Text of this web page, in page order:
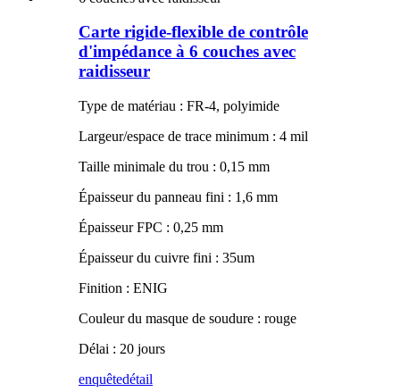
Carte rigide-flexible de contrôle
d'impédance à 6 couches avec
raidisseur
Type de matériau : FR-4, polyimide
Largeur/espace de trace minimum : 4 mil
Taille minimale du trou : 0,15 mm
Épaisseur du panneau fini : 1,6 mm
Épaisseur FPC : 0,25 mm
Épaisseur du cuivre fini : 35um
Finition : ENIG
Couleur du masque de soudure : rouge
Délai : 20 jours
enquêtedétail